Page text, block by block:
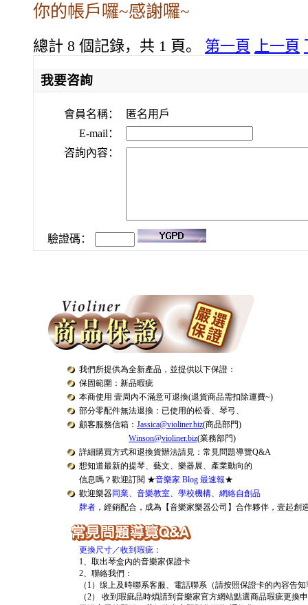
你的帳戶囉~感謝囉~
總計 8 個記錄，共 1 頁。 第一頁 上一頁
我要咨詢
會員名稱：
匿名用戶
E-mail：
咨詢內容：
驗證碼：